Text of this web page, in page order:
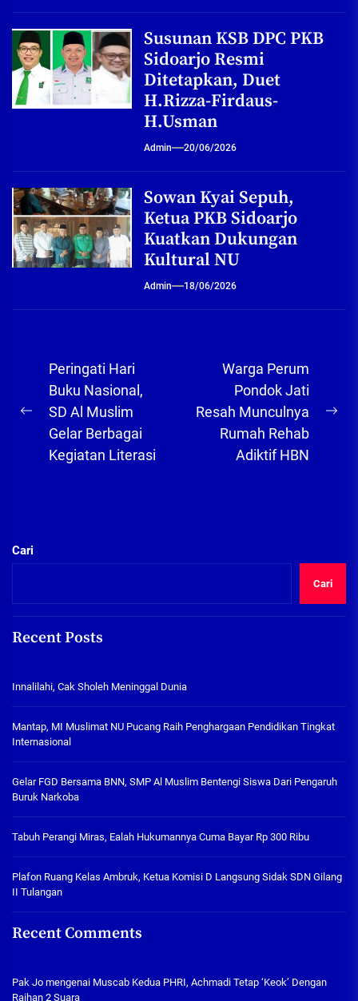
Susunan KSB DPC PKB
Sidoarjo Resmi
Ditetapkan, Duet
H.Rizza-Firdaus-
H.Usman
Admin 20/06/2026
Sowan Kyai Sepuh,
Ketua PKB Sidoarjo
Kuatkan Dukungan
Kultural NU
Admin 18/06/2026
Navigasi
pos
Previous
post:
Peringati Hari
Buku Nasional,
SD Al Muslim
Gelar Berbagai
Kegiatan Literasi
Warga Perum
Pondok Jati
Resah Munculnya
Rumah Rehab
Adiktif HBN
Cari
Cari
Recent Posts
Innalilahi, Cak Sholeh Meninggal Dunia
Mantap, MI Muslimat NU Pucang Raih Penghargaan Pendidikan Tingkat
Internasional
Gelar FGD Bersama BNN, SMP Al Muslim Bentengi Siswa Dari Pengaruh
Buruk Narkoba
Tabuh Perangi Miras, Ealah Hukumannya Cuma Bayar Rp 300 Ribu
Plafon Ruang Kelas Ambruk, Ketua Komisi D Langsung Sidak SDN Gilang
II Tulangan
Recent Comments
Pak Jo mengenai Muscab Kedua PHRI, Achmadi Tetap ‘Keok’ Dengan
Raihan 2 Suara